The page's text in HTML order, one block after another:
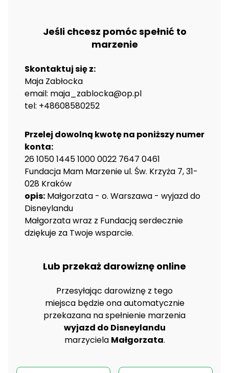
Jeśli chcesz pomóc spełnić to
marzenie
Skontaktuj się z:
Maja Zabłocka
email: maja_zablocka@op.pl
tel: +48608580252
Przelej dowolną kwotę na poniższy numer
konta:
26 1050 1445 1000 0022 7647 0461
Fundacja Mam Marzenie ul. Św. Krzyża 7, 31-
028 Kraków
opis: Małgorzata - o. Warszawa - wyjazd do
Disneylandu
Małgorzata wraz z Fundacją serdecznie
dziękuje za Twoje wsparcie.
Lub przekaż darowiznę online
Przesyłając darowiznę z tego
miejsca będzie ona automatycznie
przekazana na spełnienie marzenia
wyjazd do Disneylandu
marzyciela Małgorzata.